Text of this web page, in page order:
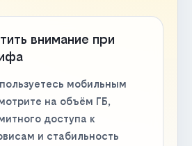
внимание при
мобильным
на объём ГБ,
доступа к
и стабильность